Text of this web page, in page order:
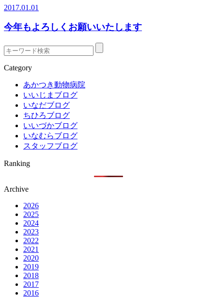
2017.01.01
今年もよろしくお願いいたします
Category
あかつき動物病院
いいじまブログ
いなだブログ
ちひろブログ
いいづかブログ
いなむらブログ
スタッフブログ
Ranking
Archive
2026
2025
2024
2023
2022
2021
2020
2019
2018
2017
2016